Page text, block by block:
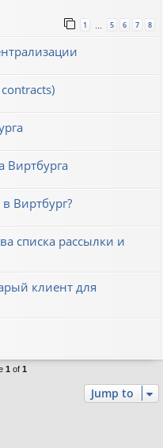
1 … 5 6 7 8
Виртбург?
списка рассылки и
клиент для
1 of 1
Jump to